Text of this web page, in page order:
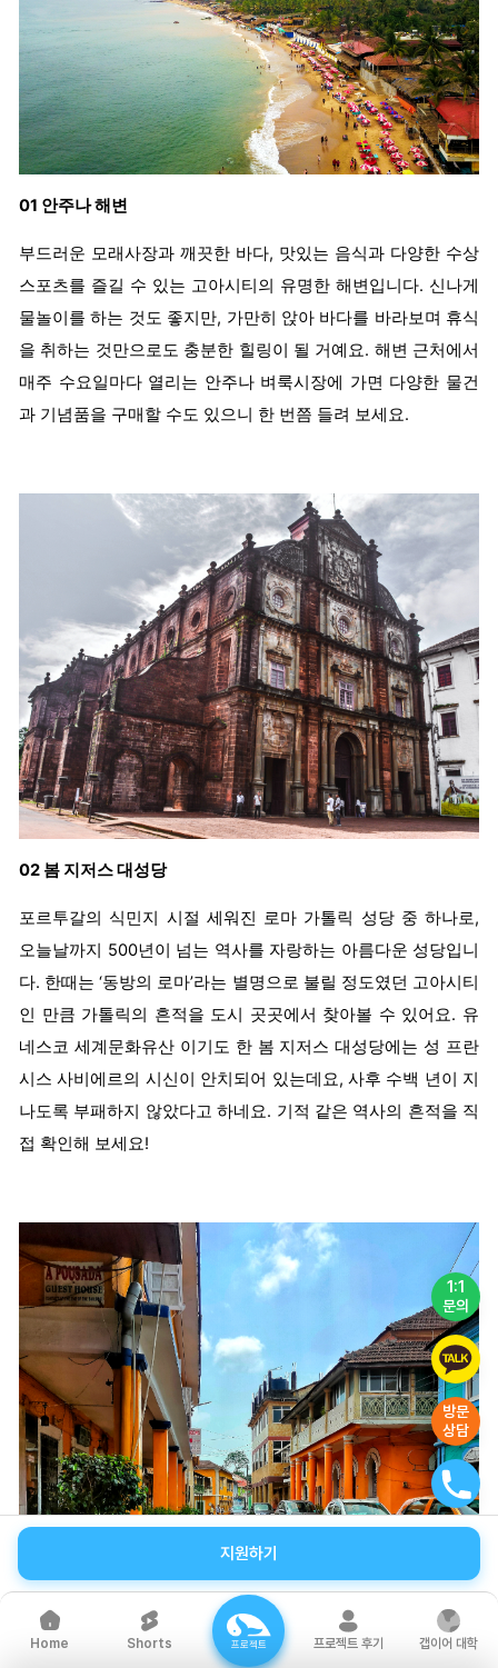
1:1
문의
방문
상담
01 안주나 해변
부드러운 모래사장과 깨끗한 바다, 맛있는 음식과 다양한 수상
스포츠를 즐길 수 있는 고아시티의 유명한 해변입니다. 신나게
물놀이를 하는 것도 좋지만, 가만히 앉아 바다를 바라보며 휴식
을 취하는 것만으로도 충분한 힐링이 될 거예요. 해변 근처에서
매주 수요일마다 열리는 안주나 벼룩시장에 가면 다양한 물건
과 기념품을 구매할 수도 있으니 한 번쯤 들려 보세요.
02 봄 지저스 대성당
포르투갈의 식민지 시절 세워진 로마 가톨릭 성당 중 하나로,
오늘날까지 500년이 넘는 역사를 자랑하는 아름다운 성당입니
다. 한때는 ‘동방의 로마’라는 별명으로 불릴 정도였던 고아시티
인 만큼 가톨릭의 흔적을 도시 곳곳에서 찾아볼 수 있어요. 유
네스코 세계문화유산 이기도 한 봄 지저스 대성당에는 성 프란
시스 사비에르의 시신이 안치되어 있는데요, 사후 수백 년이 지
나도록 부패하지 않았다고 하네요. 기적 같은 역사의 흔적을 직
접 확인해 보세요!
03 폰틴하스
폰틴하스는 고아시티 주의 주도인 파나지에 위치한 라틴 지구
지원하기
Home Shorts 프로젝트 프로젝트 후기 갭이어 대학